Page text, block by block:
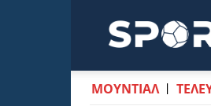
ΜΟΥΝΤΙΆΛ